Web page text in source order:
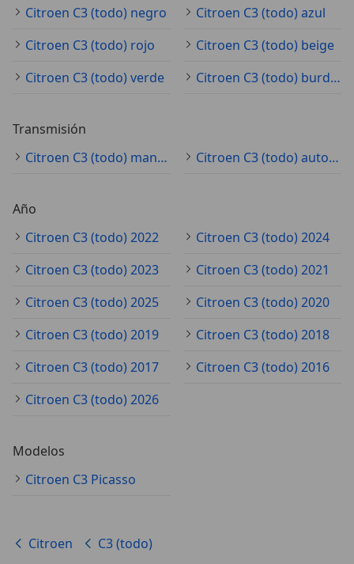
Citroen C3 (todo) negro
Citroen C3 (todo) azul
Citroen C3 (todo) rojo
Citroen C3 (todo) beige
Citroen C3 (todo) verde
Citroen C3 (todo) burdeos
Transmisión
Citroen C3 (todo) manual
Citroen C3 (todo) automático
Año
Citroen C3 (todo) 2022
Citroen C3 (todo) 2024
Citroen C3 (todo) 2023
Citroen C3 (todo) 2021
Citroen C3 (todo) 2025
Citroen C3 (todo) 2020
Citroen C3 (todo) 2019
Citroen C3 (todo) 2018
Citroen C3 (todo) 2017
Citroen C3 (todo) 2016
Citroen C3 (todo) 2026
Modelos
Citroen C3 Picasso
Citroen C3 (todo)